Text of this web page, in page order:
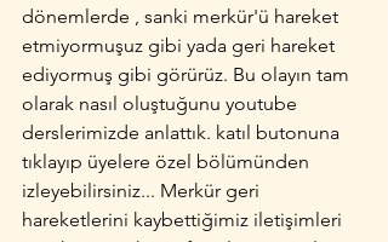
dönemlerde , sanki merkür'ü hareket
etmiyormuşuz gibi yada geri hareket
ediyormuş gibi görürüz. Bu olayın tam
olarak nasıl oluştuğunu youtube
derslerimizde anlattık. katıl butonuna
tıklayıp üyelere özel bölümünden
izleyebilirsiniz... Merkür geri
hareketlerini kaybettiğimiz iletişimleri